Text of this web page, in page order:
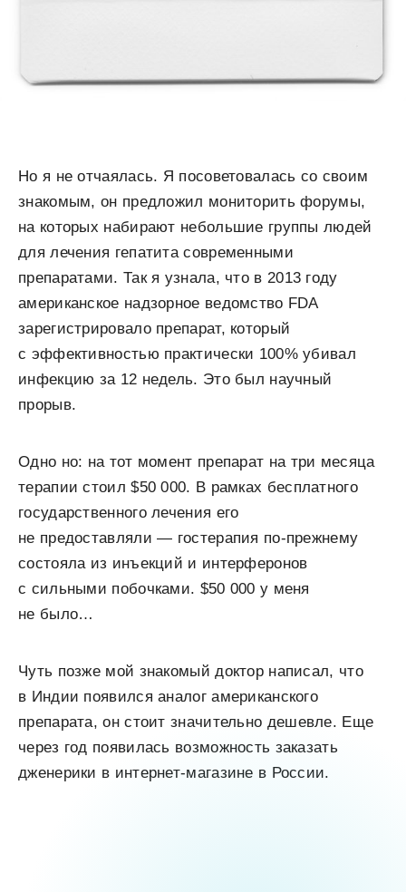
Но я не отчаялась. Я посоветовалась со своим
знакомым, он предложил мониторить форумы,
на которых набирают небольшие группы людей
для лечения гепатита современными
препаратами. Так я узнала, что в 2013 году
американское надзорное ведомство FDA
зарегистрировало препарат, который
с эффективностью практически 100% убивал
инфекцию за 12 недель. Это был научный
прорыв.
Одно но: на тот момент препарат на три месяца
терапии стоил $50 000. В рамках бесплатного
государственного лечения его
не предоставляли — гостерапия по-прежнему
состояла из инъекций и интерферонов
с сильными побочками. $50 000 у меня
не было…
Чуть позже мой знакомый доктор написал, что
в Индии появился аналог американского
препарата, он стоит значительно дешевле. Еще
через год появилась возможность заказать
дженерики в интернет-магазине в России.